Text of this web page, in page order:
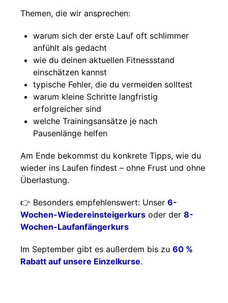
Themen, die wir ansprechen:
warum sich der erste Lauf oft schlimmer
anfühlt als gedacht
wie du deinen aktuellen Fitnessstand
einschätzen kannst
typische Fehler, die du vermeiden solltest
warum kleine Schritte langfristig
erfolgreicher sind
welche Trainingsansätze je nach
Pausenlänge helfen
Am Ende bekommst du konkrete Tipps, wie du
wieder ins Laufen findest – ohne Frust und ohne
Überlastung.
👉 Besonders empfehlenswert: Unser 6-
Wochen-Wiedereinsteigerkurs oder der 8-
Wochen-Laufanfängerkurs
Im September gibt es außerdem bis zu 60 %
Rabatt auf unsere Einzelkurse.